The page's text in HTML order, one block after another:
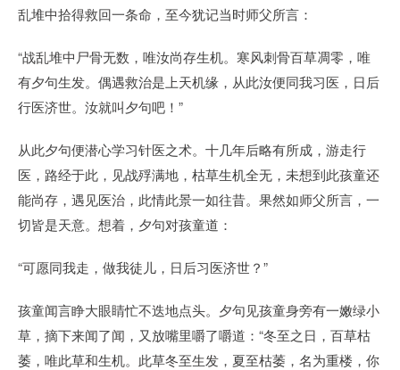
乱堆中拾得救回一条命，至今犹记当时师父所言：
“战乱堆中尸骨无数，唯汝尚存生机。寒风刺骨百草凋零，唯
有夕句生发。偶遇救治是上天机缘，从此汝便同我习医，日后
行医济世。汝就叫夕句吧！”
从此夕句便潜心学习针医之术。十几年后略有所成，游走行
医，路经于此，见战殍满地，枯草生机全无，未想到此孩童还
能尚存，遇见医治，此情此景一如往昔。果然如师父所言，一
切皆是天意。想着，夕句对孩童道：
“可愿同我走，做我徒儿，日后习医济世？”
孩童闻言睁大眼睛忙不迭地点头。夕句见孩童身旁有一嫩绿小
草，摘下来闻了闻，又放嘴里嚼了嚼道：“冬至之日，百草枯
萎，唯此草和生机。此草冬至生发，夏至枯萎，名为重楼，你